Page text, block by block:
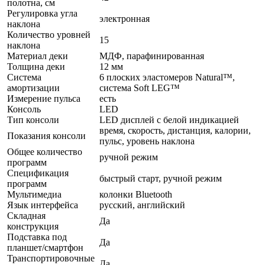
полотна, см
Регулировка угла
наклона
электронная
Количество уровней
наклона
15
Материал деки
МДФ, парафинированная
Толщина деки
12 мм
Система
амортизации
6 плоских эластомеров Natural™,
система Soft LEG™
Измерение пульса
есть
Консоль
LED
Тип консоли
LED дисплей с белой индикацией
Показания консоли
время, скорость, дистанция, калории,
пульс, уровень наклона
Общее количество
программ
ручной режим
Спецификация
программ
быстрый старт, ручной режим
Мультимедиа
колонки Bluetooth
Язык интерфейса
русский, английский
Складная
конструкция
Да
Подставка под
планшет/смартфон
Да
Транспортировочные